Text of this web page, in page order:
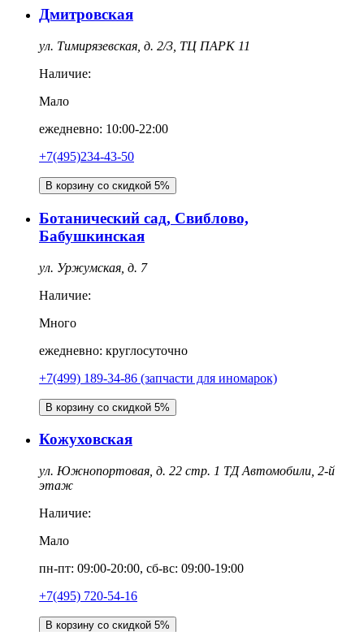
Дмитровская
ул. Тимирязевская, д. 2/3, ТЦ ПАРК 11
Наличие:
Мало
ежедневно: 10:00-22:00
+7(495)234-43-50
В корзину со скидкой 5%
Ботанический сад, Свиблово,
Бабушкинская
ул. Уржумская, д. 7
Наличие:
Много
ежедневно: круглосуточно
+7(499) 189-34-86 (запчасти для иномарок)
В корзину со скидкой 5%
Кожуховская
ул. Южнопортовая, д. 22 стр. 1 ТД Автомобили, 2-й
этаж
Наличие:
Мало
пн-пт: 09:00-20:00, сб-вс: 09:00-19:00
+7(495) 720-54-16
В корзину со скидкой 5%